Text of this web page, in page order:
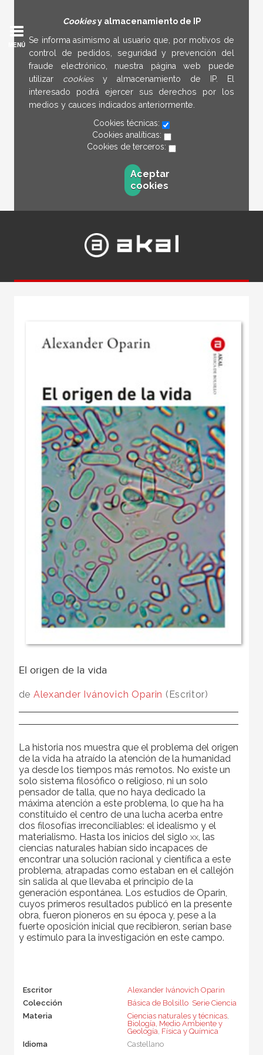
Cookiesy almacenamiento de IP
Se informa asimismo al usuario que, por motivos de
control de pedidos, seguridad y prevención del
fraude electrónico, nuestra página web puede
utilizar cookies y almacenamiento de IP. El
interesado podrá ejercer sus derechos por los
medios y cauces indicados anteriormente.
Cookies técnicas:
Cookies analíticas:
Cookies de terceros:
Aceptar
cookies
MENÚ
El origen de la vida
de Alexander Ivánovich Oparin (Escritor)
La historia nos muestra que el problema del origen
de la vida ha atraído la atención de la humanidad
ya desde los tiempos más remotos. No existe un
solo sistema filosófico o religioso, ni un solo
pensador de talla, que no haya dedicado la
máxima atención a este problema, lo que ha ha
constituido el centro de una lucha acerba entre
dos filosofías irreconciliables: el idealismo y el
materialismo. Hasta los inicios del siglo xx, las
ciencias naturales habían sido incapaces de
encontrar una solución racional y científica a este
problema, atrapadas como estaban en el callejón
sin salida al que llevaba el principio de la
generación espontánea. Los estudios de Oparin,
cuyos primeros resultados publicó en la presente
obra, fueron pioneros en su época y, pese a la
fuerte oposición inicial que recibieron, serían base
y estímulo para la investigación en este campo.
Escritor
Alexander Ivánovich Oparin
Colección
Básica de Bolsillo  Serie Ciencia
Materia
Ciencias naturales y técnicas,
Biología, Medio Ambiente y
Geología, Física y Química
Idioma
Castellano